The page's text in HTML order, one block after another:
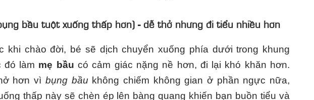
bầu tuột xuống thấp hơn) -dễ thở nhưng đi tiểu nhiều hơn
khi chào đời, bé sẽ dịch chuyển xuống phía dưới trong khung
đó làm mẹ bầu có cảm giác nặng nề hơn, đi lại khó khăn hơn.
hơn vì bụng bầu không chiếm không gian ở phần ngực nữa,
thấp này sẽ chèn ép lên bàng quang khiến bạn buồn tiểu và